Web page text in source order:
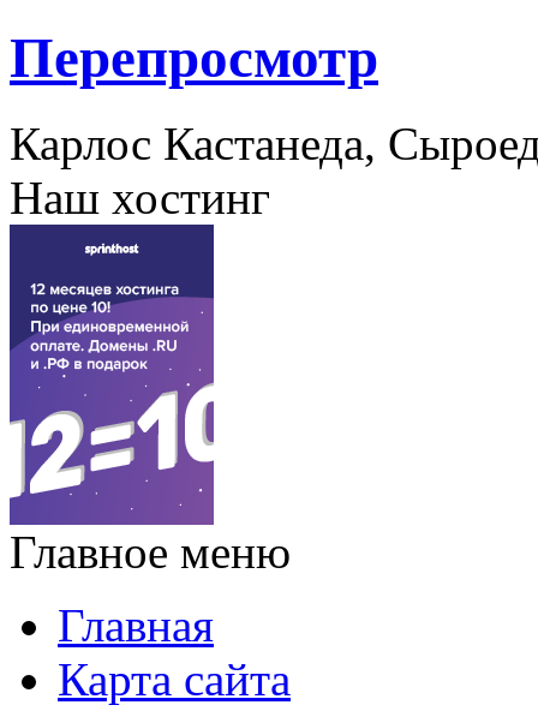
Перепросмотр
Карлос Кастанеда,
Наш хостинг
Главное меню
Главная
Карта сайта